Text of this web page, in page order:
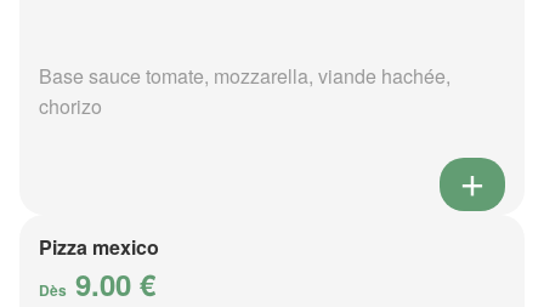
Base sauce tomate, mozzarella, viande hachée,
chorizo
Pizza mexico
Dès 9.00 €